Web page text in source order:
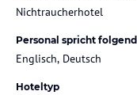
Nichtraucherhotel
Personal spricht
Englisch, Deutsch
Hoteltyp